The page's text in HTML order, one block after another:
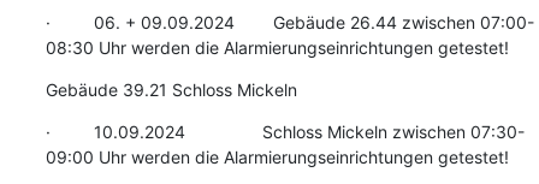
·         06. + 09.09.2024        Gebäude 26.44 zwischen 07:00-
08:30 Uhr werden die Alarmierungseinrichtungen getestet!
Gebäude 39.21 Schloss Mickeln
·         10.09.2024                Schloss Mickeln zwischen 07:30-
09:00 Uhr werden die Alarmierungseinrichtungen getestet!